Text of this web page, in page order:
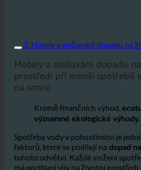
3. Hotely a snižování dopadu na
Hotely a snižování dopadu na
na smysl
významné ekologické výhody.
Spotřeba vody v pohostinství je